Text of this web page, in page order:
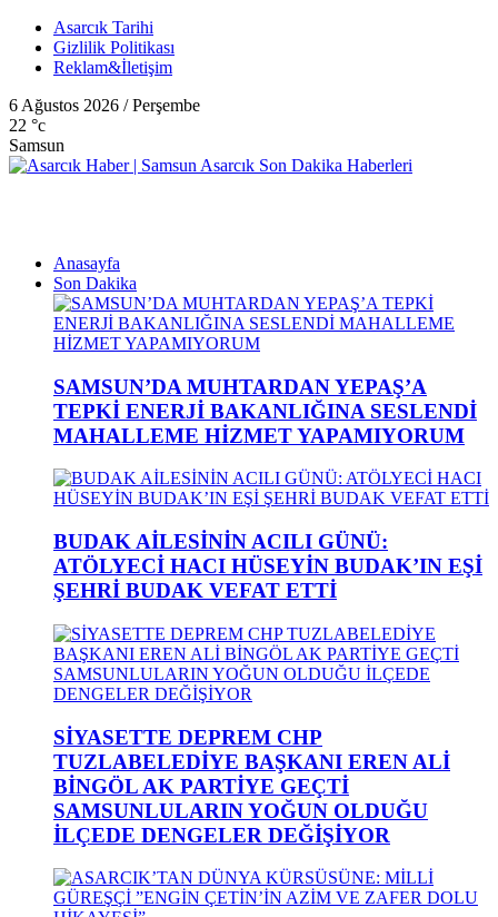
Asarcık Tarihi
Gizlilik Politikası
Reklam&İletişim
6 Ağustos 2026 / Perşembe
22 °c
Samsun
Anasayfa
Son Dakika
SAMSUN’DA MUHTARDAN YEPAŞ’A
TEPKİ ENERJİ BAKANLIĞINA SESLENDİ
MAHALLEME HİZMET YAPAMIYORUM
BUDAK AİLESİNİN ACILI GÜNÜ:
ATÖLYECİ HACI HÜSEYİN BUDAK’IN EŞİ
ŞEHRİ BUDAK VEFAT ETTİ
SİYASETTE DEPREM CHP
TUZLABELEDİYE BAŞKANI EREN ALİ
BİNGÖL AK PARTİYE GEÇTİ
SAMSUNLULARIN YOĞUN OLDUĞU
İLÇEDE DENGELER DEĞİŞİYOR